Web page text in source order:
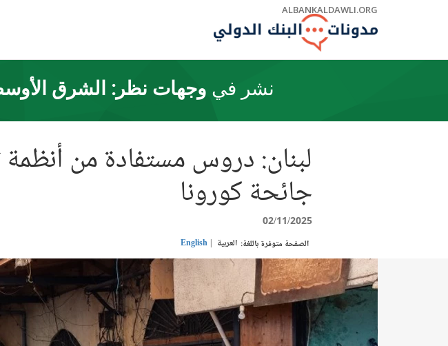
ALBANKALDAWLI.ORG
نشر في وجهات نظر: الشرق
لبنان: دروس مستفادة من أنظمة
جائحة كورونا
02/11/2025
الصفحة متوفرة باللغة: العربية English